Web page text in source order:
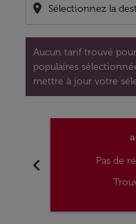
location_on
Aucun tarif trouvé
populaires
mettre à jour votre
chevron_left
Pas de